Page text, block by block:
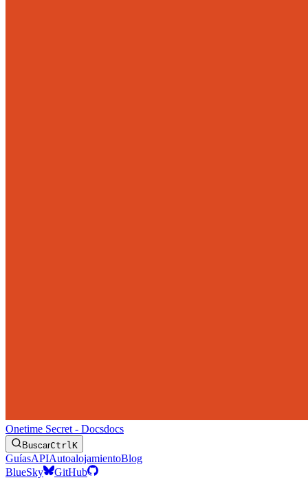
Onetime Secret - Docsdocs
BuscarCtrlK
GuíasAPIAutoalojamientoBlog
BlueSky
GitHub